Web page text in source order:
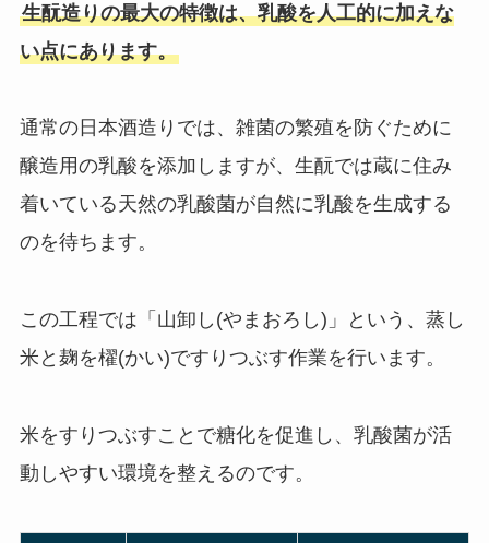
生酛造りの最大の特徴は、乳酸を人工的に加えな
い点にあります。
通常の日本酒造りでは、雑菌の繁殖を防ぐために
醸造用の乳酸を添加しますが、生酛では蔵に住み
着いている天然の乳酸菌が自然に乳酸を生成する
のを待ちます。
この工程では「山卸し(やまおろし)」という、蒸し
米と麹を櫂(かい)ですりつぶす作業を行います。
米をすりつぶすことで糖化を促進し、乳酸菌が活
動しやすい環境を整えるのです。